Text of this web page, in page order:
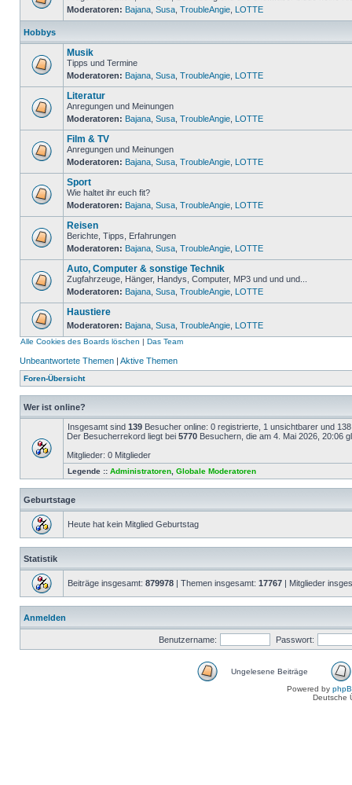
Moderatoren: Bajana Susa TroubleAngie LOTTE
Hobbys
Musik
Tipps und Termine
Moderatoren: Bajana Susa TroubleAngie LOTTE
Literatur
Anregungen und Meinungen
Moderatoren: Bajana Susa TroubleAngie LOTTE
Film & TV
Anregungen und Meinungen
Moderatoren: Bajana Susa TroubleAngie LOTTE
Sport
Wie haltet ihr euch fit?
Moderatoren: Bajana Susa TroubleAngie LOTTE
Reisen
Berichte, Tipps, Erfahrungen
Moderatoren: Bajana Susa TroubleAngie LOTTE
Auto, Computer & sonstige Technik
Zugfahrzeuge, Hänger, Handys, Computer, MP3 und und und...
Moderatoren: Bajana Susa TroubleAngie LOTTE
Haustiere
Moderatoren: Bajana Susa TroubleAngie LOTTE
Alle Cookies des Boards löschen | Das Team
Unbeantwortete Themen | Aktive Themen
Foren-Übersicht
Wer ist online?
Insgesamt sind 139 Besucher online: 0 registrierte, 1 unsichtbarer und
Der Besucherrekord liegt bei 5770 Besuchern, die am 4. Mai 2026, 20:06
Mitglieder: 0 Mitglieder
Legende :: Administratoren Globale Moderatoren
Geburtstage
Heute hat kein Mitglied Geburtstag
Statistik
Beiträge insgesamt: 879978 | Themen insgesamt: 17767 | Mitglieder
Anmelden
Benutzername: Passwort:
Ungelesene Beiträge
Powered by
Deutsche